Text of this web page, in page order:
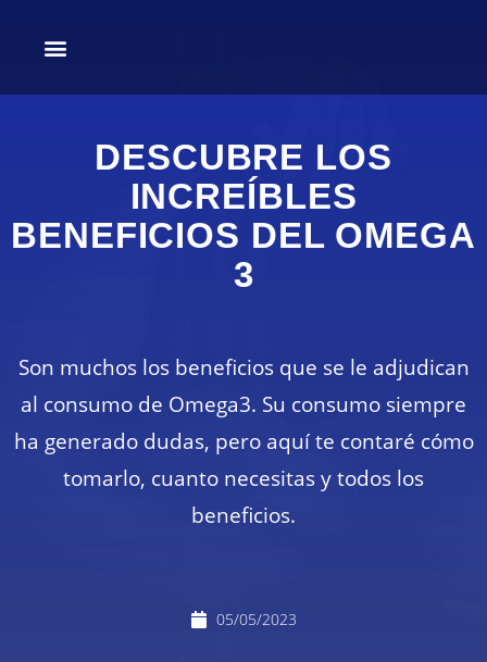
DESCUBRE LOS
INCREÍBLES
BENEFICIOS DEL OMEGA
3
Son muchos los beneficios que se le adjudican
al consumo de Omega3. Su consumo siempre
ha generado dudas, pero aquí te contaré cómo
tomarlo, cuanto necesitas y todos los
beneficios.
05/05/2023